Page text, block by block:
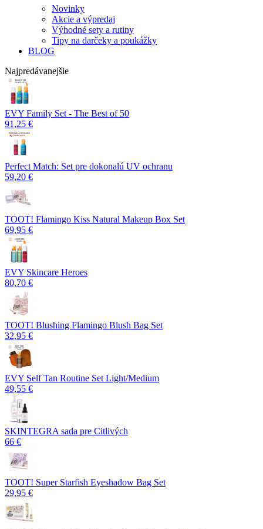
Novinky
Akcie a výpredaj
Výhodné sety a rutiny
Tipy na darčeky a poukážky
BLOG
Najpredávanejšie
EVY Family Set - The Best of 50
91,25 €
Perfect Match: Set pre dokonalú UV ochranu
59,20 €
TOOT! Flamingo Kiss Natural Makeup Box Set
69,95 €
EVY Skincare Heroes
80,70 €
TOOT! Blushing Flamingo Blush Bag Set
32,95 €
EVY Self Tan Routine Set Light/Medium
49,55 €
SKINTEGRA sada pre Citlivých
66 €
TOOT! Super Starfish Eyeshadow Bag Set
29,95 €